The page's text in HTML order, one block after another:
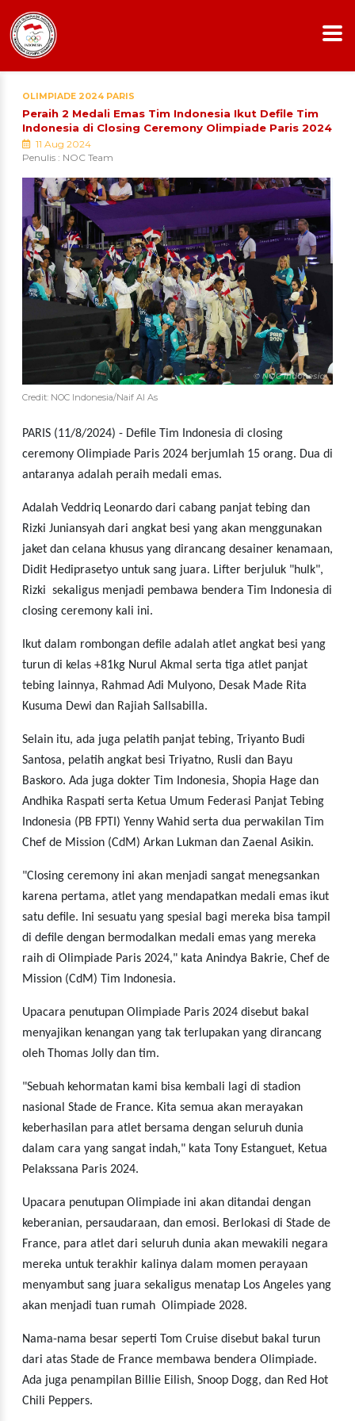
OLIMPIADE 2024 PARIS
Peraih 2 Medali Emas Tim Indonesia Ikut Defile Tim
Indonesia di Closing Ceremony Olimpiade Paris 2024
11 Aug 2024
Penulis : NOC Team
Credit: NOC Indonesia/Naif Al As
PARIS (11/8/2024) - Defile Tim Indonesia di closing
ceremony Olimpiade Paris 2024 berjumlah 15 orang. Dua di
antaranya adalah peraih medali emas.
Adalah Veddriq Leonardo dari cabang panjat tebing dan
Rizki Juniansyah dari angkat besi yang akan menggunakan
jaket dan celana khusus yang dirancang desainer kenamaan,
Didit Hediprasetyo untuk sang juara. Lifter berjuluk "hulk",
Rizki sekaligus menjadi pembawa bendera Tim Indonesia di
closing ceremony kali ini.
Ikut dalam rombongan defile adalah atlet angkat besi yang
turun di kelas +81kg Nurul Akmal serta tiga atlet panjat
tebing lainnya, Rahmad Adi Mulyono, Desak Made Rita
Kusuma Dewi dan Rajiah Sallsabilla.
Selain itu, ada juga pelatih panjat tebing, Triyanto Budi
Santosa, pelatih angkat besi Triyatno, Rusli dan Bayu
Baskoro. Ada juga dokter Tim Indonesia, Shopia Hage dan
Andhika Raspati serta Ketua Umum Federasi Panjat Tebing
Indonesia (PB FPTI) Yenny Wahid serta dua perwakilan Tim
Chef de Mission (CdM) Arkan Lukman dan Zaenal Asikin.
"Closing ceremony ini akan menjadi sangat menegsankan
karena pertama, atlet yang mendapatkan medali emas ikut
satu defile. Ini sesuatu yang spesial bagi mereka bisa tampil
di defile dengan bermodalkan medali emas yang mereka
raih di Olimpiade Paris 2024," kata Anindya Bakrie, Chef de
Mission (CdM) Tim Indonesia.
Upacara penutupan Olimpiade Paris 2024 disebut bakal
menyajikan kenangan yang tak terlupakan yang dirancang
oleh Thomas Jolly dan tim.
"Sebuah kehormatan kami bisa kembali lagi di stadion
nasional Stade de France. Kita semua akan merayakan
keberhasilan para atlet bersama dengan seluruh dunia
dalam cara yang sangat indah," kata Tony Estanguet, Ketua
Pelakssana Paris 2024.
Upacara penutupan Olimpiade ini akan ditandai dengan
keberanian, persaudaraan, dan emosi. Berlokasi di Stade de
France, para atlet dari seluruh dunia akan mewakili negara
mereka untuk terakhir kalinya dalam momen perayaan
menyambut sang juara sekaligus menatap Los Angeles yang
akan menjadi tuan rumah Olimpiade 2028.
Nama-nama besar seperti Tom Cruise disebut bakal turun
dari atas Stade de France membawa bendera Olimpiade.
Ada juga penampilan Billie Eilish, Snoop Dogg, dan Red Hot
Chili Peppers.